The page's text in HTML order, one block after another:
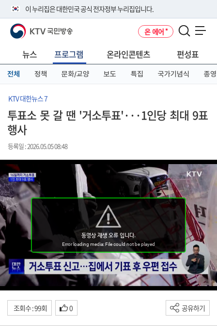
이 누리집은 대한민국 공식 전자정부 누리집입니다.
공식 누리집 주소 확인하기
니다.
이밖에 or.kr 또는 .kr등 다른 도메인 주소를 사용하고 있다면 아래 URL에
서 도메인 주소를 확인해 보세요
KTV 국민방송 온 에어
뉴스 프로그램 온라인콘텐츠 편성표
전체 정책 문화/교양 보도 특집 국가기념식 종영
KTV 대한뉴스 7
투표소 못 갈 땐 '거소투표'···1인당 최대 9표
행사
등록일 : 2026.05.05 08:48
조회수 : 99회 0 공유하기